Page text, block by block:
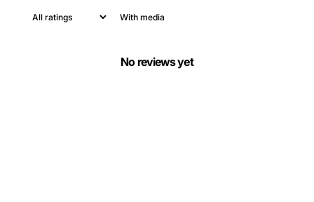
With media
No reviews yet